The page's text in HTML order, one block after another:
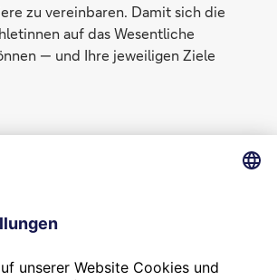
zu vereinbaren. Damit sich die
auf das Wesentliche
— und Ihre jeweiligen Ziele